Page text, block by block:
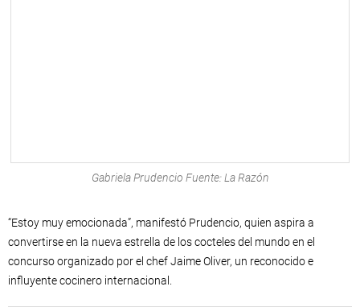
Gabriela Prudencio Fuente: La Razón
“Estoy muy emocionada”, manifestó Prudencio, quien aspira a
convertirse en la nueva estrella de los cocteles del mundo en el
concurso organizado por el chef Jaime Oliver, un reconocido e
influyente cocinero internacional.